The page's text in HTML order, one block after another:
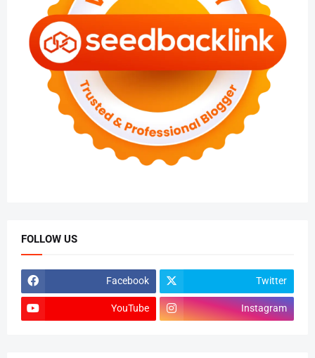
FOLLOW US
Facebook Twitter
YouTube Instagram